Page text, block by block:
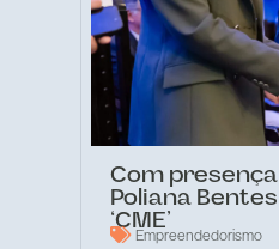
Com presença
Poliana
‘CME’
Empreendedorismo